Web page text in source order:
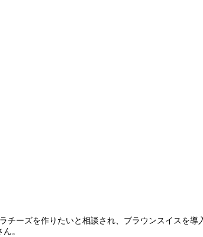
ーズを作りたいと相談され、ブラウンスイスを導
。